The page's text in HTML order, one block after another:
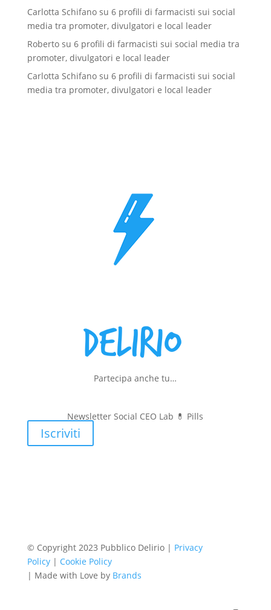
Carlotta Schifanosu 6 profili di farmacisti sui social
media tra promoter, divulgatori e local leader
Robertosu 6 profili di farmacisti sui social media tra
promoter, divulgatori e local leader
Carlotta Schifanosu 6 profili di farmacisti sui social
media tra promoter, divulgatori e local leader
Partecipa anche tu…
Newsletter Social CEO Lab 💊 Pills
Iscriviti
© Copyright 2023 Pubblico Delirio | Privacy
Policy| Cookie Policy
| Made with Love by Brands